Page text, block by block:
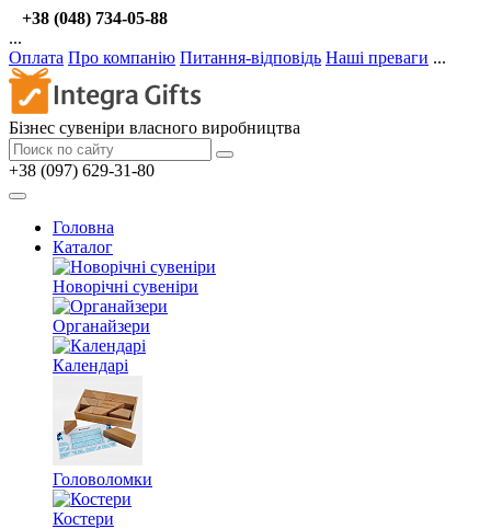
+38 (048) 734-05-88
...
Оплата Про компанію Питання-відповідь Наші преваги ...
Бізнес сувеніри власного виробництва
+38 (097) 629-31-80
Головна
Каталог
Новорічні сувеніри
Органайзери
Календарі
Головоломки
Костери